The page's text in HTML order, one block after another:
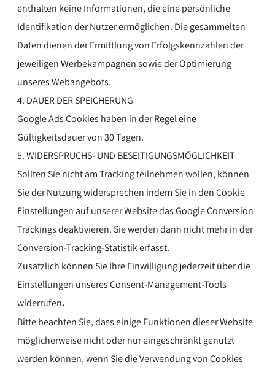
enthalten keine Informationen, die eine persönliche
Identifikation der Nutzer ermöglichen. Die gesammelten
Daten dienen der Ermittlung von Erfolgskennzahlen der
jeweiligen Werbekampagnen sowie der Optimierung
unseres Webangebots.
4. DAUER DER SPEICHERUNG
Google Ads Cookies haben in der Regel eine
Gültigkeitsdauer von 30 Tagen.
5. WIDERSPRUCHS- UND BESEITIGUNGSMÖGLICHKEIT
Sollten Sie nicht am Tracking teilnehmen wollen, können
Sie der Nutzung widersprechen indem Sie in den Cookie
Einstellungen auf unserer Website das Google Conversion
Trackings deaktivieren. Sie werden dann nicht mehr in der
Conversion-Tracking-Statistik erfasst.
Zusätzlich können Sie Ihre Einwilligung jederzeit über die
Einstellungen unseres Consent-Management-Tools
widerrufen.
Bitte beachten Sie, dass einige Funktionen dieser Website
möglicherweise nicht oder nur eingeschränkt genutzt
werden können, wenn Sie die Verwendung von Cookies